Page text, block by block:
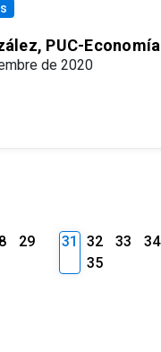
PUC-Economía
de 2020
29
31 32 33
34
35